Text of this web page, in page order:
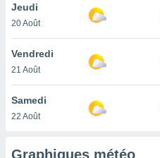
que
et que
Jeudi
20 Août
Vendredi
21 Août
Samedi
22 Août
Graphiques météo